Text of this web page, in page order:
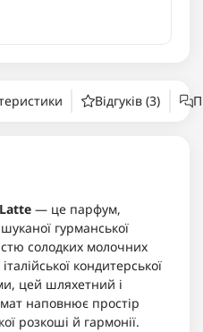
Відгуків (3)
— це парфум,
гурманської
солодких молочних
кондитерської
цей шляхетний і
наповнює простір
розкоші й гармонії.